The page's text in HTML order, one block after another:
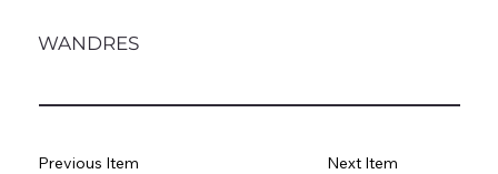
WANDRES
Previous Item Next Item